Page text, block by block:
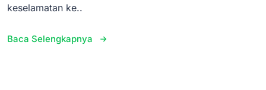
keselamatan ke..
Baca Selengkapnya